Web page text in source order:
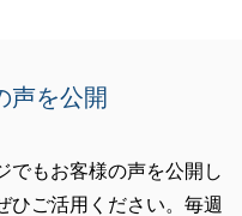
声を公開
でもお客様の声を公開し
ひご活用ください。毎週